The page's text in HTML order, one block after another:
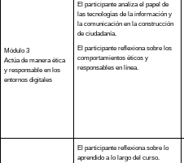
Módulo 3
Actúade manera ética
y responsable en los
entornos digitales
El participante analiza el papel de
las tecnologías de la información y
la comunicación en la construcción
de ciudadanía.
El participante reflexiona sobre los
comportamientos éticos y
responsables en línea.
El participante reflexiona sobre lo
aprendido a lo largo del curso.